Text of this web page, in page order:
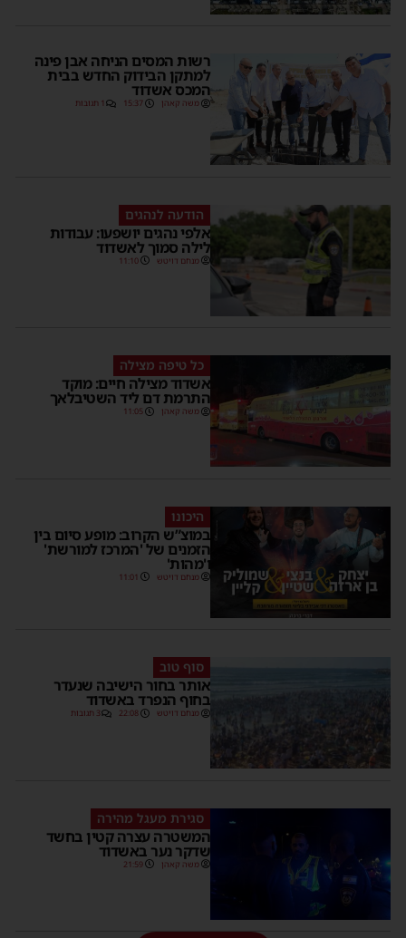
רשות המסים הניחה אבן פינה
למתקן הבידוק החדש בבית
המכס אשדוד
משה קאהן 15:37 1 תגובות
הודעה לנהגים
אלפי נהגים יושפעו: עבודות
לילה סמוך לאשדוד
מנחם דויטש 11:10
כל טיפה מצילה
אשדוד מצילה חיים: מוקד
התרמת דם ליד השטיבלאך
משה קאהן 11:05
היכונו
במוצ”ש הקרוב: מופע סיום בין
הזמנים של 'המרכז למורשת'
ו'מהות'
מנחם דויטש 11:01
סוף טוב
אותר בחור הישיבה שנעדר
בחוף הנפרד באשדוד
מנחם דויטש 22:08 3 תגובות
סגירת מעגל מהירה
המשטרה עצרה קטין בחשד
שדקר נער באשדוד
משה קאהן 21:59